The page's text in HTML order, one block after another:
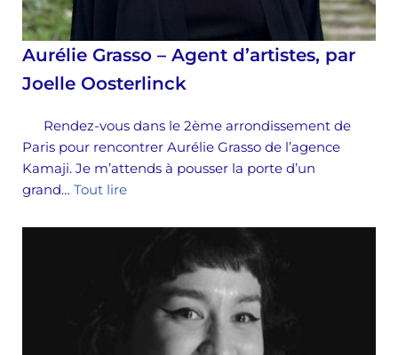
Aurélie Grasso – Agent d’artistes, par
Joelle Oosterlinck
Rendez-vous dans le 2ème arrondissement de
Paris pour rencontrer Aurélie Grasso de l’agence
Kamaji. Je m’attends à pousser la porte d’un
grand… Tout lire